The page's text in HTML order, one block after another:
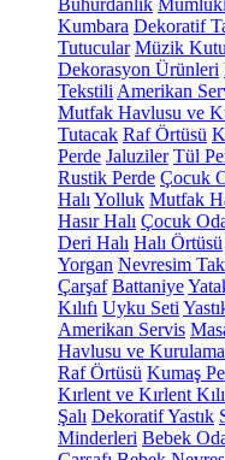
Buhurdanlık
Kumbara Dekoratif
Tutucular Müzik
Dekorasyon Ürünleri
Tekstili Amerikan
Mutfak Havlusu ve
Tutacak Raf Örtüsü
Perde Jaluziler Tül
Rustik Perde Çocuk
Halı Yolluk Mutfak
Hasır Halı Çocuk
Deri Halı Halı Örtüsü
Yorgan Nevresim
Çarşaf Battaniye
Kılıfı Uyku Seti
Amerikan Servis
Havlusu ve
Raf Örtüsü Kumaş
Kırlent ve Kırlent
Şalı Dekoratif Yastık
Minderleri Bebek